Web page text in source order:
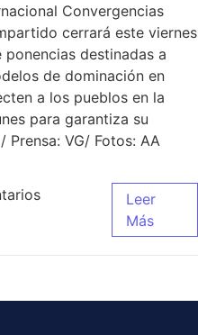
Convergencias
cerrará este viernes
destinadas a
de dominación en
a los pueblos en la
para garantiza su
VG/ Fotos: AA
Leer
Más